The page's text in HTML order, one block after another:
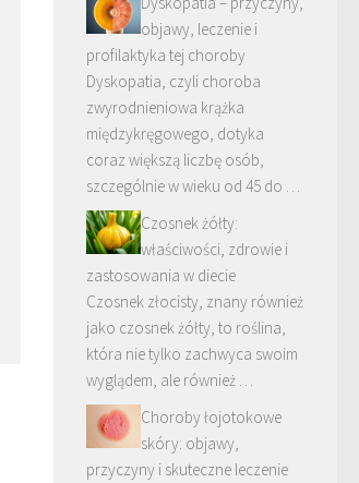
objawy, leczenie i
profilaktyka tej choroby
Dyskopatia, czyli choroba
zwyrodnieniowa krążka
międzykręgowego, dotyka
coraz większą liczbę osób,
szczególnie w wieku od 45 do …
Czosnek żółty:
właściwości, zdrowie i
zastosowania w diecie
Czosnek złocisty, znany również
jako czosnek żółty, to roślina,
która nie tylko zachwyca swoim
wyglądem, ale również …
Choroby łojotokowe
skóry: objawy,
przyczyny i skuteczne leczenie